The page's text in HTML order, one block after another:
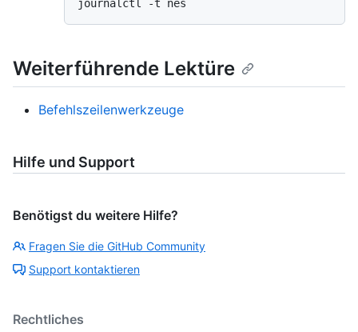
Weiterführende Lektüre
Befehlszeilenwerkzeuge
Hilfe und Support
Benötigst du weitere Hilfe?
Fragen Sie die GitHub Community
Support kontaktieren
Rechtliches